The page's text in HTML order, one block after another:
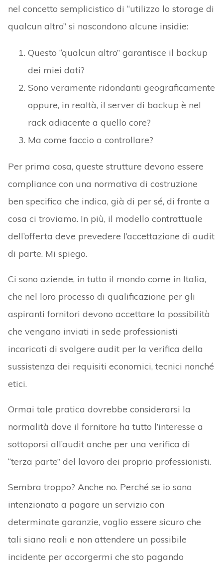
nel concetto semplicistico di “utilizzo lo storage di
qualcun altro” si nascondono alcune insidie:
Questo “qualcun altro” garantisce il backup
dei miei dati?
Sono veramente ridondanti geograficamente
oppure, in realtà, il server di backup è nel
rack adiacente a quello core?
Ma come faccio a controllare?
Per prima cosa, queste strutture devono essere
compliance con una normativa di costruzione
ben specifica che indica, già di per sé, di fronte a
cosa ci troviamo. In più, il modello contrattuale
dell’offerta deve prevedere l’accettazione di audit
di parte. Mi spiego.
Ci sono aziende, in tutto il mondo come in Italia,
che nel loro processo di qualificazione per gli
aspiranti fornitori devono accettare la possibilità
che vengano inviati in sede professionisti
incaricati di svolgere audit per la verifica della
sussistenza dei requisiti economici, tecnici nonché
etici.
Ormai tale pratica dovrebbe considerarsi la
normalità dove il fornitore ha tutto l’interesse a
sottoporsi all’audit anche per una verifica di
“terza parte” del lavoro dei proprio professionisti.
Sembra troppo? Anche no. Perché se io sono
intenzionato a pagare un servizio con
determinate garanzie, voglio essere sicuro che
tali siano reali e non attendere un possibile
incidente per accorgermi che sto pagando